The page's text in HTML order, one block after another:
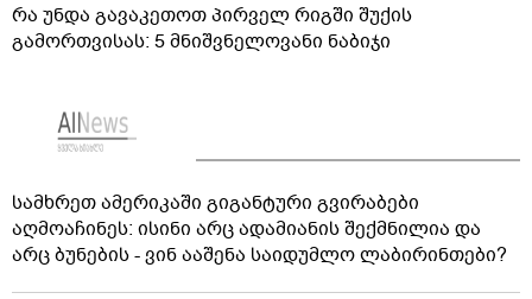
რა უნდა გავაკეთოთ პირველ რიგში შუქის
გამორთვისას: 5 მნიშვნელოვანი ნაბიჯი
სამხრეთ ამერიკაში გიგანტური გვირაბები
აღმოაჩინეს: ისინი არც ადამიანის შექმნილია და
არც ბუნების - ვინ ააშენა საიდუმლო ლაბირინთები?